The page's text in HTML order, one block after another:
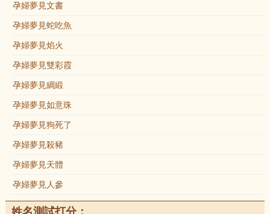
孕婦夢見文書
孕婦夢見蛇吃魚
孕婦夢見焰火
孕婦夢見雙彩霞
孕婦夢見綢緞
孕婦夢見如意珠
孕婦夢見狗死了
孕婦夢見殺豬
孕婦夢見天體
孕婦夢見人參
姓名測試打分：